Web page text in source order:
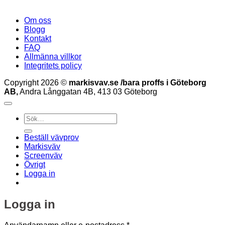
Om oss
Blogg
Kontakt
FAQ
Allmänna villkor
Integritets policy
Copyright 2026 © markisvav.se /bara proffs i Göteborg
AB,Andra Långgatan 4B, 413 03 Göteborg
Sök
efter:
Beställ vävprov
Markisväv
Screenväv
Övrigt
Logga in
Logga in